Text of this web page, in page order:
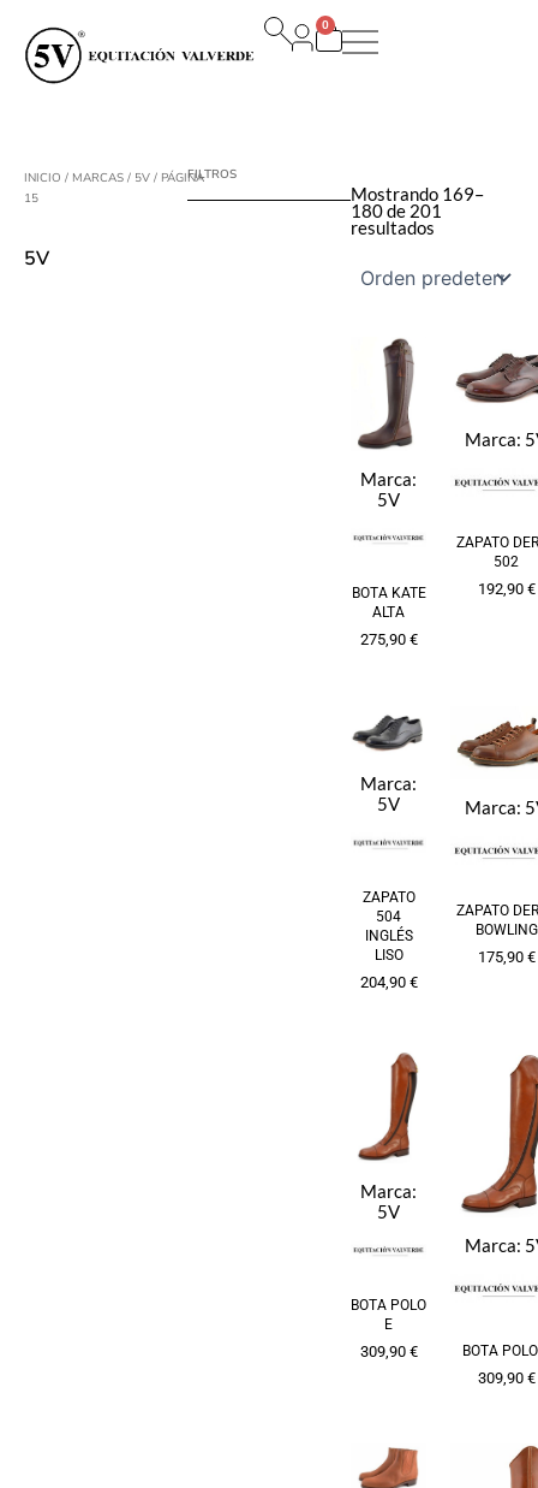
contenido
0
Carrito
INICIO / MARCAS / 5V / PÁGINA
15
5V
FILTROS
Mostrando 169–
180 de 201
resultados
Marca:
5V
BOTA KATE
ALTA
275,90 €
Marca:
ZAPATO
502
192,90 €
Marca:
5V
ZAPATO
504
INGLÉS
LISO
204,90 €
Marca:
ZAPATO
BOWLING
175,90 €
Marca:
5V
BOTA POLO
E
309,90 €
Marca:
BOTA
309,90 €